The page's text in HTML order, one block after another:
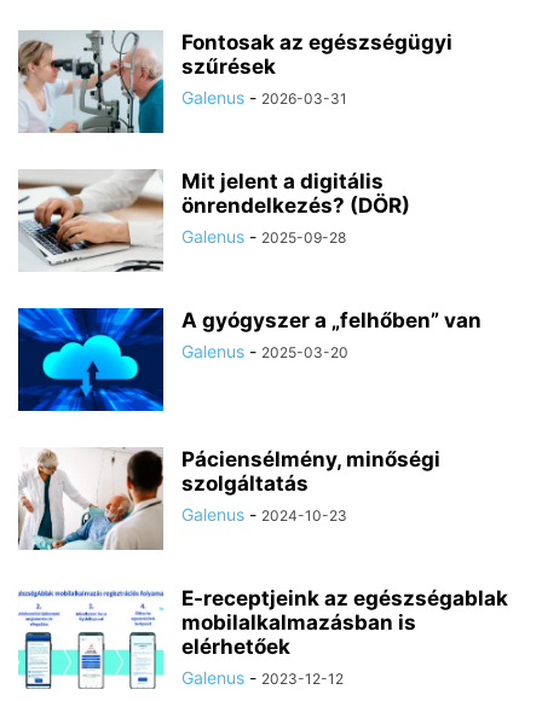
Fontosak az egészségügyi
szűrések
Galenus - 2026-03-31
Mit jelent a digitális
önrendelkezés? (DÖR)
Galenus - 2025-09-28
A gyógyszer a „felhőben” van
Galenus - 2025-03-20
Páciensélmény, minőségi
szolgáltatás
Galenus - 2024-10-23
E-receptjeink az egészségablak
mobilalkalmazásban is
elérhetőek
Galenus - 2023-12-12